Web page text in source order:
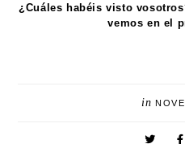
¿Cuáles habéis visto
vemos en el
in